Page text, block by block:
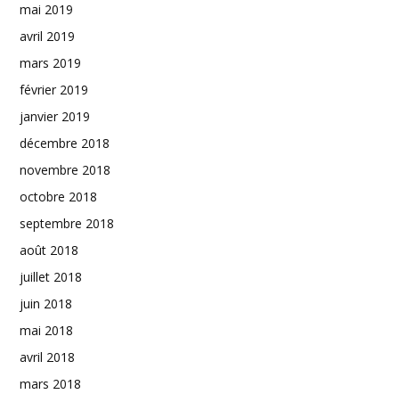
mai 2019
avril 2019
mars 2019
février 2019
janvier 2019
décembre 2018
novembre 2018
octobre 2018
septembre 2018
août 2018
juillet 2018
juin 2018
mai 2018
avril 2018
mars 2018